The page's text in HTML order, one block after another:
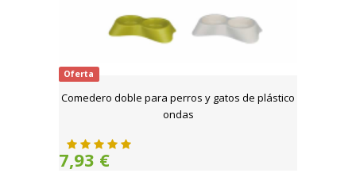
Oferta
Comedero doble para perros y gatos de plástico
ondas
7,93 €